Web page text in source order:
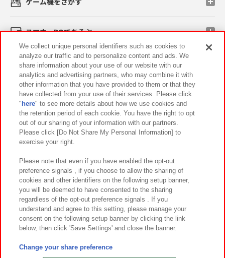
ゲーム機をさがす
スマホ・PCであそぶ
イベント・キャンペーン
関連会社 サステナビリティ サイトポリシー
プライバシーポリシー ウェブアクセシビリティ方針と検証結果
お取引先さまとともに
カスタマーハラスメント対応方針 よくあるご質問・お問い合わせ
©Bandai Namco Amusement Inc.
©Bandai Namco Amusement Lab Inc.
We collect unique personal identifiers such as cookies to
analyze our traffic and to personalize content and ads. We
share information about your use of our website with our
analytics and advertising partners, who may combine it with
other information that you have provided to them or that they
have collected from your use of their services. Please click
" here" to see more details about how we use cookies and
the retention period of each cookie. You have the right to opt
out of our sharing of your information with our partners.
Please click [Do Not Share My Personal Information] to
exercise your right.
Please note that even if you have enabled the opt-out
preference signals , if you choose to allow the sharing of
cookies and other identifiers on the following setup banner,
you will be deemed to have consented to the sharing
regardless of the opt-out preference signals . If you
understand and agree to this setting, please manage your
consent on the following setup banner by clicking the link
below, then click 'Save Settings' and close the banner.
Change your share preference